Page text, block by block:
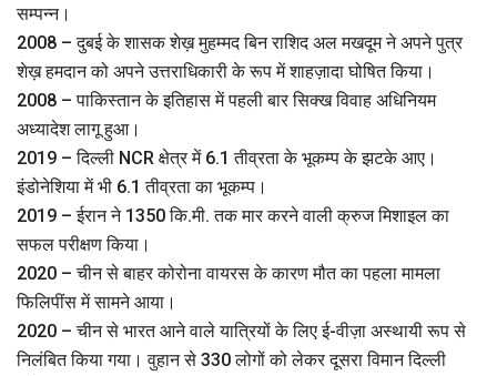
सम्पन्न।
2008 – दुबई के शासक शेख़ मुहम्मद बिन राशिद अल मखदूम ने अपने पुत्र
शेख़ हमदान को अपने उत्तराधिकारी के रूप में शाहज़ादा घोषित किया।
2008 – पाकिस्तान के इतिहास में पहली बार सिक्ख विवाह अधिनियम
अध्यादेश लागू हुआ।
2019 – दिल्ली NCR क्षेत्र में 6.1 तीव्रता के भूकम्प के झटके आए।
इंडोनेशिया में भी 6.1 तीव्रता का भूकम्प।
2019 – ईरान ने 1350 कि.मी. तक मार करने वाली क्रुज मिशाइल का
सफल परीक्षण किया।
2020 – चीन से बाहर कोरोना वायरस के कारण मौत का पहला मामला
फिलिपींस में सामने आया।
2020 – चीन से भारत आने वाले यात्रियों के लिए ई-वीज़ा अस्‍थायी रूप से
निलंबित किया गया। वुहान से 330 लोगों को लेकर दूसरा विमान दिल्ली